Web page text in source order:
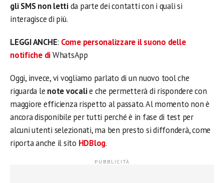
gli SMS non lettida parte dei contatti con i quali si
interagisce di più.
LEGGI ANCHE: Come personalizzare il suono delle
notifiche diWhatsApp
Oggi, invece, vi vogliamo parlato di un nuovo tool che
riguarda le note vocalie che permetterà di rispondere con
maggiore efficienza rispetto al passato. Al momento non è
ancora disponibile per tutti perché è in fase di test per
alcuni utenti selezionati, ma ben presto si diffonderà, come
riporta anche il sito HDBlog.